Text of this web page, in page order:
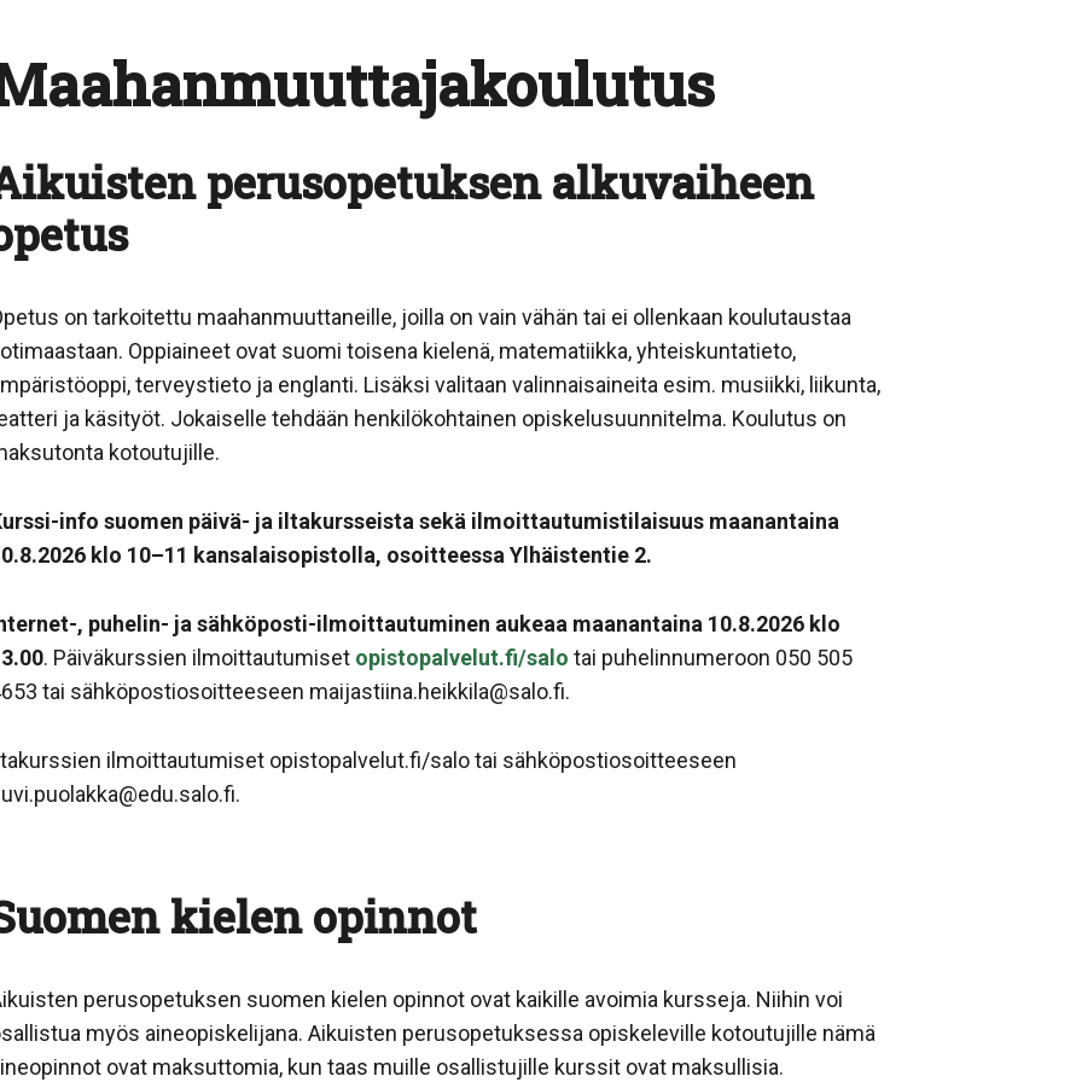
perusopetuksen alkuvaiheen
on tarkoitettu maahanmuuttaneille, joilla on vain vähän tai ei ollenkaan koulutaustaa
Oppiaineet ovat suomi toisena kielenä, matematiikka, yhteiskuntatieto,
terveystieto ja englanti. Lisäksi valitaan valinnaisaineita esim. musiikki, liikunta,
ja käsityöt. Jokaiselle tehdään henkilökohtainen opiskelusuunnitelma. Koulutus on
kotoutujille.
info suomen päivä- ja iltakursseista sekä ilmoittautumistilaisuus maanantaina
klo 10–11 kansalaisopistolla, osoitteessa Ylhäistentie 2.
, puhelin- ja sähköposti-ilmoittautuminen aukeaa maanantaina 10.8.2026 klo
. Päiväkurssien ilmoittautumiset opistopalvelut.fi/salo tai puhelinnumeroon 050 505
tai sähköpostiosoitteeseen maijastiina.heikkila@salo.fi.
ilmoittautumiset opistopalvelut.fi/salo tai sähköpostiosoitteeseen
kielen opinnot
perusopetuksen suomen kielen opinnot ovat kaikille avoimia kursseja. Niihin voi
myös aineopiskelijana. Aikuisten perusopetuksessa opiskeleville kotoutujille nämä
ovat maksuttomia, kun taas muille osallistujille kurssit ovat maksullisia.